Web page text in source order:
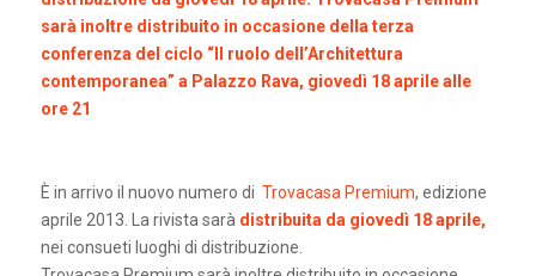
sarà inoltre distribuito in occasione della terza
conferenza del ciclo “Il ruolo dell’Architettura
contemporanea” a Palazzo Rava, giovedì 18 aprile alle
ore 21
È in arrivo il nuovo numero di Trovacasa Premium, edizione
aprile 2013. La rivista sarà distribuita da giovedì 18 aprile,
nei consueti luoghi di distribuzione.